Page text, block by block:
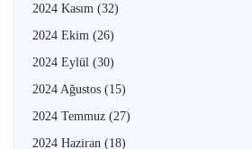
2024 Kasım (32)
2024 Ekim (26)
2024 Eylül (30)
2024 Ağustos (15)
2024 Temmuz (27)
2024 Haziran (18)